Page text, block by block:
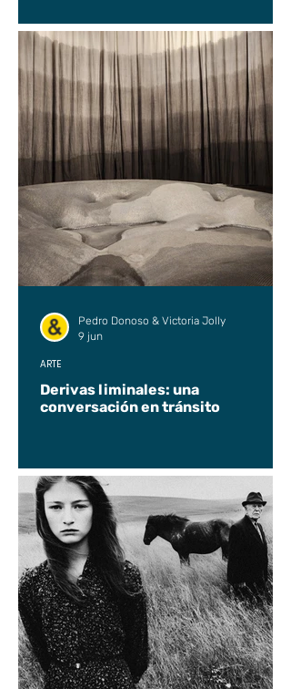
Derivas liminales: una
conversación en tránsito
ARTE
Pedro Donoso & Victoria Jolly
9 jun